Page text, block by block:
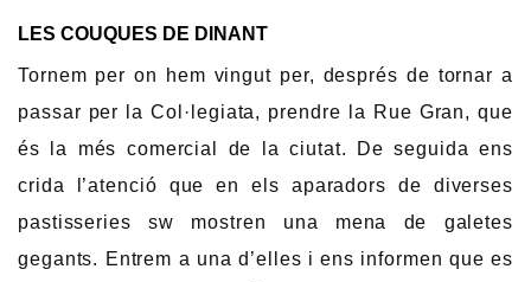
LES COUQUES DE DINANT
Tornem per on hem vingut per, després de tornar a
passar per la Col·legiata, prendre la Rue Gran, que
és la més comercial de la ciutat. De seguida ens
crida l’atenció que en els aparadors de diverses
pastisseries sw mostren una mena de galetes
gegants. Entrem a una d’elles i ens informen que es